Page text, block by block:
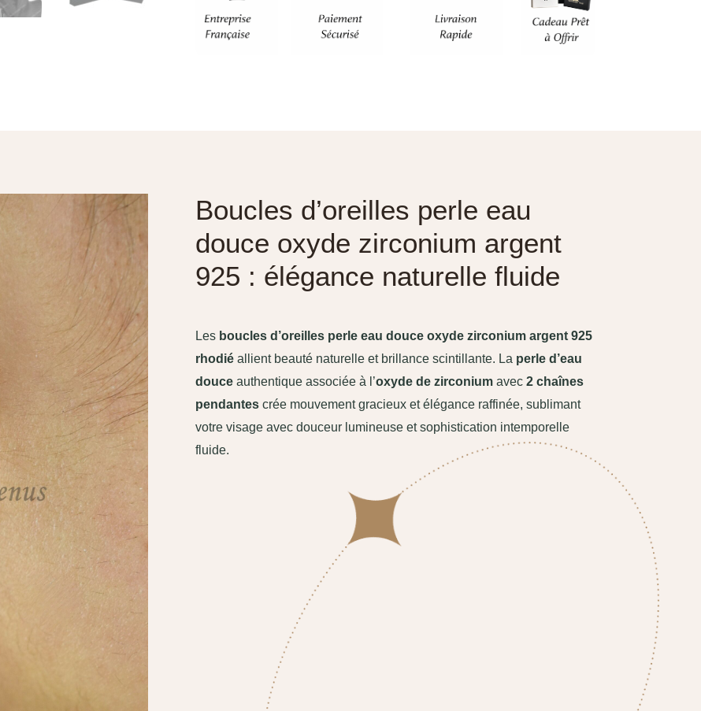
Boucles d’oreilles perle eau
douce oxyde zirconium argent
925 : élégance naturelle fluide
Les boucles d’oreilles perle eau douce oxyde zirconium argent 925
rhodiéallient beauté naturelle et brillance scintillante. La perle d’eau
douceauthentique associée à l’oxyde de zirconiumavec 2 chaînes
pendantescrée mouvement gracieux et élégance raffinée, sublimant
votre visage avec douceur lumineuse et sophistication intemporelle
fluide.